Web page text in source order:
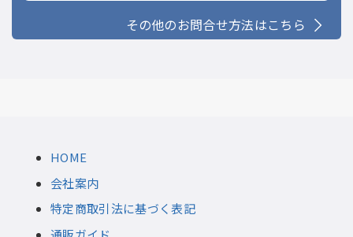
その他のお問合せ方法はこちら
HOME
会社案内
特定商取引法に基づく表記